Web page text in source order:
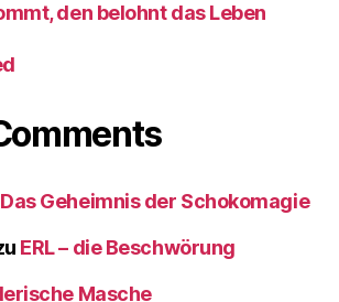
den belohnt das Leben
Das Geheimnis der Schokomagie
ERL – die Beschwörung
Masche